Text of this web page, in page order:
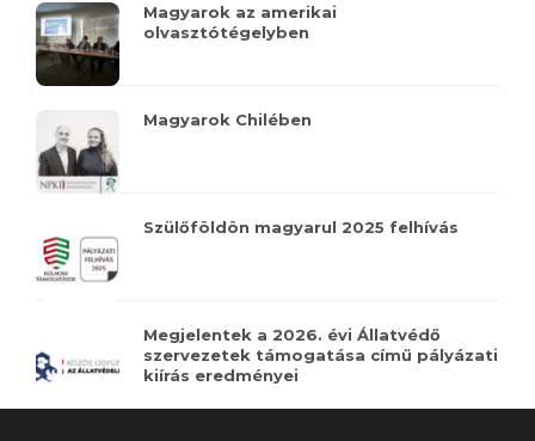
Magyarok az amerikai
olvasztótégelyben
Magyarok Chilében
Szülőföldön magyarul 2025 felhívás
Megjelentek a 2026. évi Állatvédő
szervezetek támogatása című pályázati
kiírás eredményei